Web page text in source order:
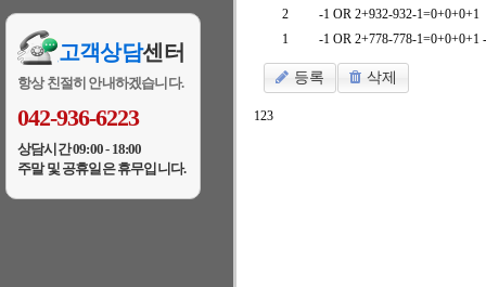
고객상담센터
항상 친절히 안내하겠습니다.
042-936-6223
상담시간 09:00 - 18:00
주말 및 공휴일은 휴무입니다.
2
-1 OR 2+932-932-1=0+0+0+1
1
-1 OR 2+778-778-1=0+0+0+1
등록 삭제
123